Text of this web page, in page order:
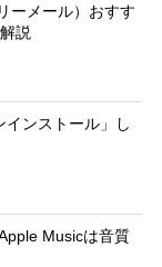
ーメール）おすす
説
ンストール」し
Musicは音質